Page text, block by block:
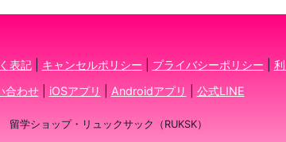
表記| キャンセルポリシー プライバシーポリシー
合わせ| iOSアプリ Androidアプリ 公式LINE
留学ショップ・リュックサック（RUKSK）